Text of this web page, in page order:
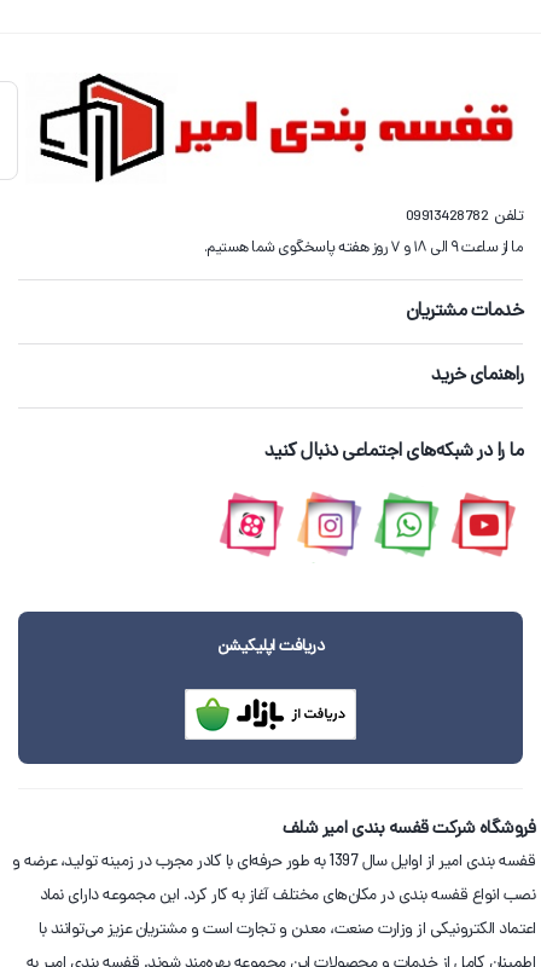
تلفن09913428782
ما از ساعت ۹ الی ۱۸ و ۷ روز هفته پاسخگوی شما هستیم.
خدمات مشتریان
راهنمای خرید
ما را در شبکه‌های اجتماعی دنبال کنید
دریافت اپلیکیشن
فروشگاه شرکت قفسه بندی امیر شلف
قفسه بندی امیر از اوایل سال 1397 به طور حرفه‌ای با کادر مجرب در زمینه تولید، عرضه و
نصب انواع قفسه بندی در مکان‌های مختلف آغاز به کار کرد. این مجموعه دارای نماد
اعتماد الکترونیکی از وزارت صنعت، معدن و تجارت است و مشتریان عزیز می‌توانند با